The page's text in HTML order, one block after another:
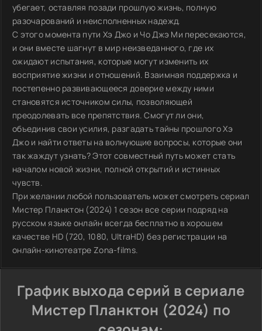
убегает, оставляя позади прошлую жизнь, полную
разочарований и неисполненных надежд.
С этого момента пути Хэ Джо и Чо Джэ Ми пересекаются,
и они вместе шагнут в мир неизведанного, где их
ожидают испытания, которые могут изменить их
восприятие жизни и отношений. Взаимная поддержка и
постепенно развивающееся доверие между ними
становятся источником силы, позволяющей
преодолевать все препятствия. Смогут ли они,
объединив свои усилия, разгадать тайны прошлого Хэ
Джо и найти ответы на волнующие вопросы, которые они
так жаждут узнать? Этот совместный путь может стать
началом новой жизни, полной открытий и истинных
чувств.
При желании любой пользователь может смотреть сериал
Мистер Планктон (2024) 1 сезон все серии подряд на
русском языке онлайн всегда бесплатно в хорошем
качестве HD (720, 1080, UltraHD) без регистрации на
онлайн-кинотеатре Zona-films.
График выхода серий в сериале
Мистер Планктон (2024) по